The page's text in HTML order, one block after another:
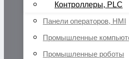
Контроллеры, PLC
Панели операторов, HMI
Промышленные
Промышленные роботы